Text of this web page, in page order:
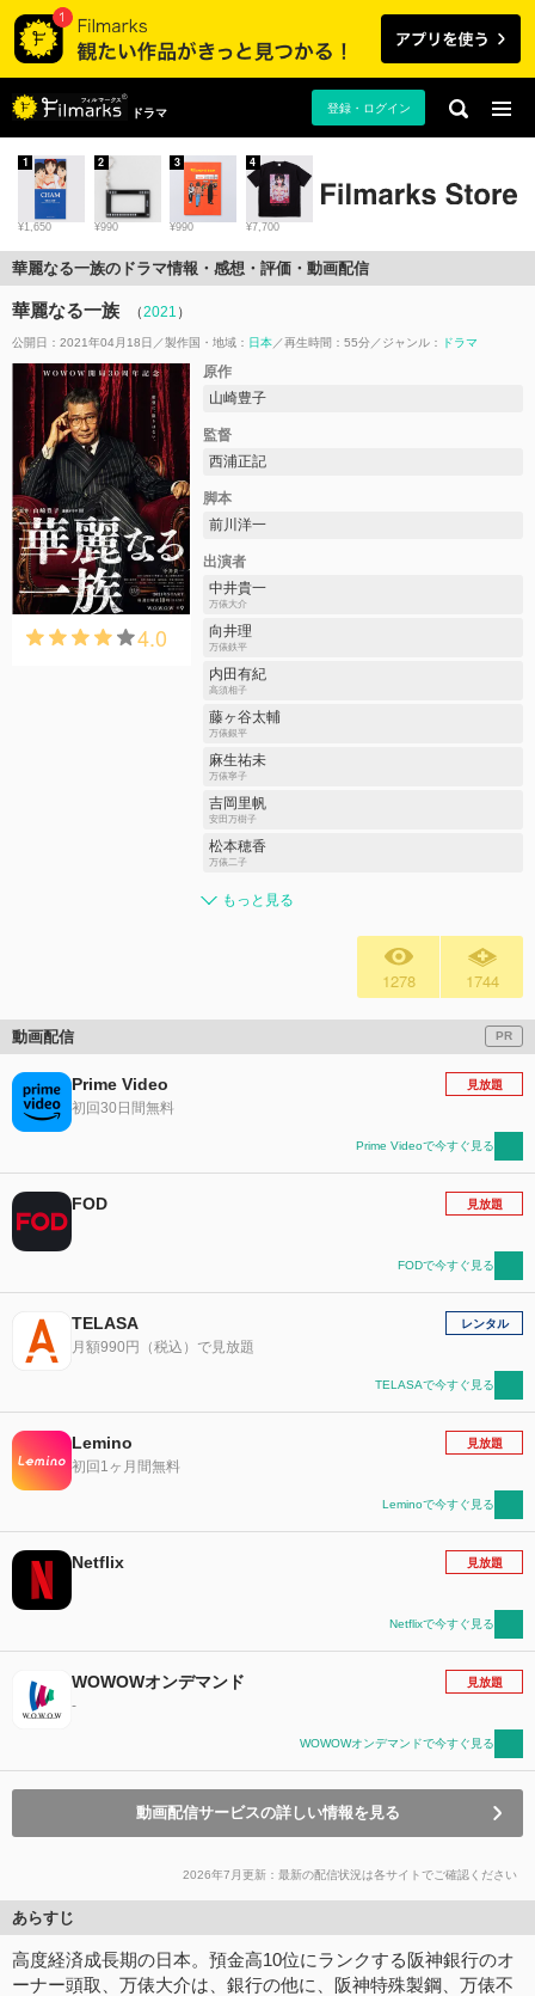
ドラマ 登録・ログイン
¥1,650
1
¥990
2
¥990
3
¥7,700
4
華麗なる一族のドラマ情報・感想・評価・動画配信
華麗なる一族 （2021 ）
公開日：2021年04月18日 製作国・地域： 日本 再生時間：55分 ジャンル： ドラマ
4.0
原作
山崎豊子
監督
西浦正記
脚本
前川洋一
出演者
中井貴一
万俵大介
向井理
万俵鉄平
内田有紀
高須相子
藤ヶ谷太輔
万俵銀平
麻生祐未
万俵寧子
吉岡里帆
安田万樹子
松本穂香
万俵二子
もっと見る
1278 1744
動画配信 PR
Prime Video
初回30日間無料
見放題
Prime Videoで今すぐ見る
FOD 見放題
FODで今すぐ見る
TELASA
月額990円（税込）で見放題
レンタル
TELASAで今すぐ見る
Lemino
初回1ヶ月間無料
見放題
Leminoで今すぐ見る
Netflix 見放題
Netflixで今すぐ見る
WOWOWオンデマンド
-
見放題
WOWOWオンデマンドで今すぐ見る
動画配信サービスの詳しい情報を見る
2026年7月更新：最新の配信状況は各サイトでご確認ください
あらすじ
高度経済成長期の日本。預金高10位にランクする阪神銀行のオ
ーナー頭取、万俵大介は、銀行の他に、阪神特殊製鋼、万俵不